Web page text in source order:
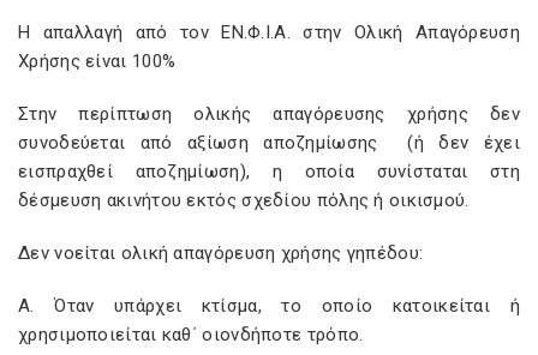
Η απαλλαγή από τον ΕΝ.Φ.Ι.Α. στην Ολική Απαγόρευση
Χρήσης είναι 100%
Στην περίπτωση ολικής απαγόρευσης χρήσης δεν
συνοδεύεται από αξίωση αποζημίωσης (ή δεν έχει
εισπραχθεί αποζημίωση), η οποία συνίσταται στη
δέσμευση ακινήτου εκτός σχεδίου πόλης ή οικισμού.
Δεν νοείται ολική απαγόρευση χρήσης γηπέδου:
Α. Όταν υπάρχει κτίσμα, το οποίο κατοικείται ή
χρησιμοποιείται καθ΄ οιονδήποτε τρόπο.